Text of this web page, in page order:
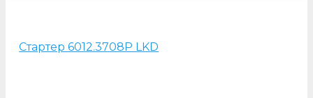
Стартер 6012.3708Р LKD